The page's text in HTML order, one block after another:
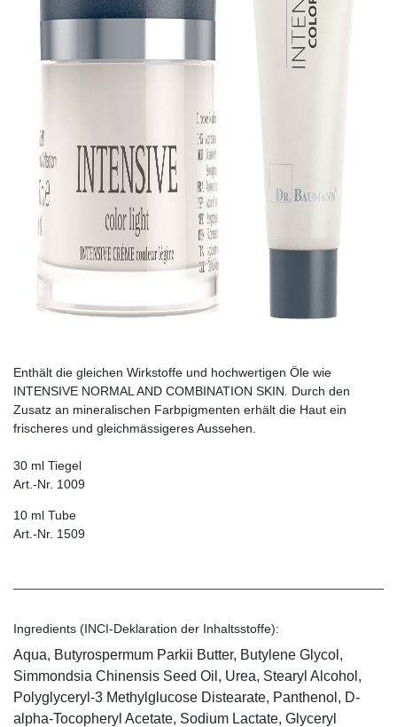
Enthält die gleichen Wirkstoffe und hochwertigen Öle wie
INTENSIVE NORMAL AND COMBINATION SKIN
Durch den
Zusatz an mineralischen Farbpigmenten erhält die Haut ein
frischeres und gleichmässigeres Aussehen.
30 ml Tiegel
Art.-Nr. 1009
10 ml Tube
Art.-Nr. 1509
Ingredients (INCI-Deklaration der Inhaltsstoffe):
Aqua, Butyrospermum Parkii Butter, Butylene Glycol,
Simmondsia Chinensis Seed Oil, Urea, Stearyl Alcohol,
Polyglyceryl-3 Methylglucose Distearate, Panthenol, D-
alpha-Tocopheryl Acetate, Sodium Lactate, Glyceryl